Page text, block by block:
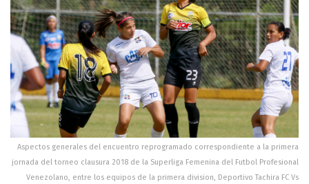
Aspectos generales del encuentro reprogramado correspondiente a la primera
jornada del torneo clausura 2018 de la Superliga Femenina del Futbol Profesional
Venezolano, entre los equipos de la primera division, Deportivo Tachira FC Vs